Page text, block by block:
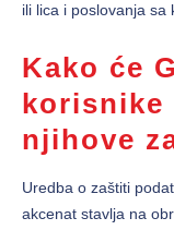
ili lica i poslovanja sa
Kako će
korisnike
njihove
Uredba o zaštiti
akcenat stavlja na